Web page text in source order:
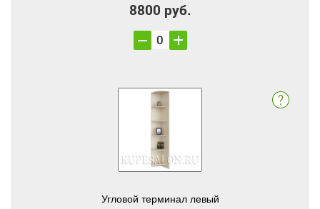
8800 руб.
Угловой терминал левый